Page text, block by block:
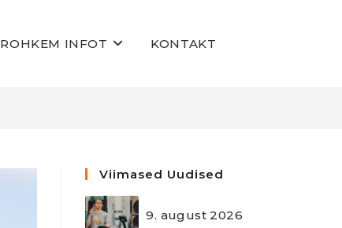
ROHKEM INFOT KONTAKT
Viimased Uudised
9. august 2026